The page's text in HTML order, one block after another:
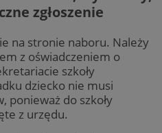
zgłoszenie
na stronie naboru. Należy
z oświadczeniem o
szkoły
dziecko nie musi
ponieważ do szkoły
z urzędu.